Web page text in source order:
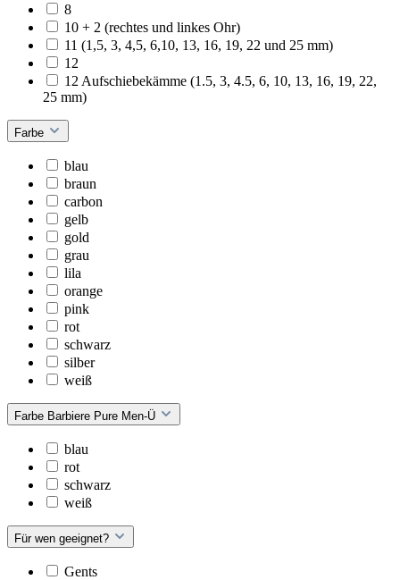
8
10 + 2 (rechtes und linkes Ohr)
11 (1,5, 3, 4,5, 6,10, 13, 16, 19, 22 und 25 mm)
12
12 Aufschiebekämme (1.5, 3, 4.5, 6, 10, 13, 16, 19, 22,
25 mm)
Farbe
blau
braun
carbon
gelb
gold
grau
lila
orange
pink
rot
schwarz
silber
weiß
Farbe Barbiere Pure Men-Ü
blau
rot
schwarz
weiß
Für wen geeignet?
Gents